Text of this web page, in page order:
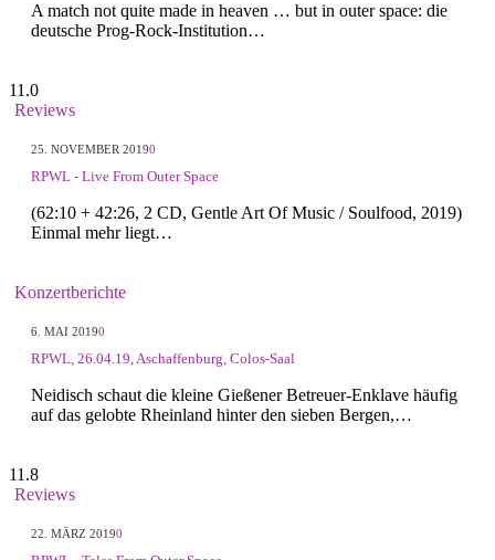
A match not quite made in heaven … but in outer space: die
deutsche Prog-Rock-Institution…
11.0
Reviews
25. NOVEMBER 20190
RPWL - Live From Outer Space
(62:10 + 42:26, 2 CD, Gentle Art Of Music / Soulfood, 2019)
Einmal mehr liegt…
Konzertberichte
6. MAI 20190
RPWL, 26.04.19, Aschaffenburg, Colos-Saal
Neidisch schaut die kleine Gießener Betreuer-Enklave häufig
auf das gelobte Rheinland hinter den sieben Bergen,…
11.8
Reviews
22. MÄRZ 20190